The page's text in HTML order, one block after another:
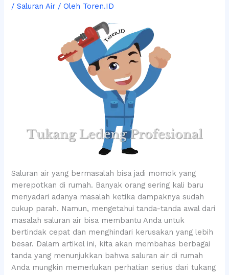
/Saluran Air / Oleh Toren.ID
Saluran air yang bermasalah bisa jadi momok yang
merepotkan di rumah. Banyak orang sering kali baru
menyadari adanya masalah ketika dampaknya sudah
cukup parah. Namun, mengetahui tanda-tanda awal dari
masalah saluran air bisa membantu Anda untuk
bertindak cepat dan menghindari kerusakan yang lebih
besar. Dalam artikel ini, kita akan membahas berbagai
tanda yang menunjukkan bahwa saluran air di rumah
Anda mungkin memerlukan perhatian serius dari tukang